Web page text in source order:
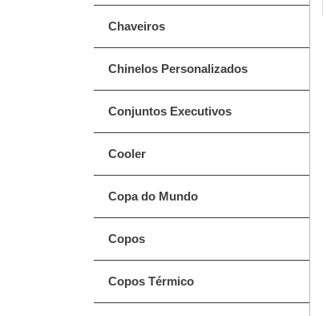
Chaveiros
Chinelos Personalizados
Conjuntos Executivos
Cooler
Copa do Mundo
Copos
Copos Térmico